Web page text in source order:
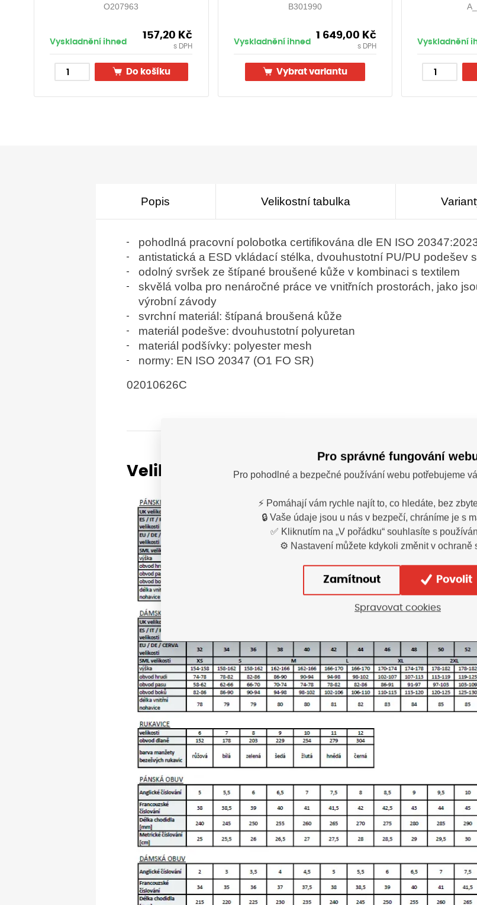
O207963
Vyskladnění ihned
157,20 Kč
s DPH
Do košíku
B301990
Vyskladnění ihned
1 649,00 Kč
s DPH
Vybrat variantu
Vyskladnění
Popis Velikostní tabulka
pohodlná pracovní polobotka certifikována dle EN ISO
antistatická a ESD vkládací stélka, dvouhustotní PU/PU podešev
odolný svršek ze štípané broušené kůže v kombinaci s textilem
skvělá volba pro nenáročné práce ve vnitřních prostorách, jako
výrobní závody
svrchní materiál: štípaná broušená kůže
materiál podešve: dvouhustotní polyuretan
materiál podšívky: polyester mesh
normy: EN ISO 20347 (O1 FO SR)
02010626C
Velikostní tabulka: Cerva
Pro správné fungování
Pro pohodlné a bezpečné používání webu potřebujeme
⚡ Pomáhají vám rychle najít to, co hledáte, bez
🔒 Vaše údaje jsou u nás v bezpečí, chráníme je s
✅ Kliknutím na „V pořádku“ souhlasíte s
⚙️ Nastavení můžete kdykoli změnit v ochraně
Zamítnout Povolit
Spravovat cookies